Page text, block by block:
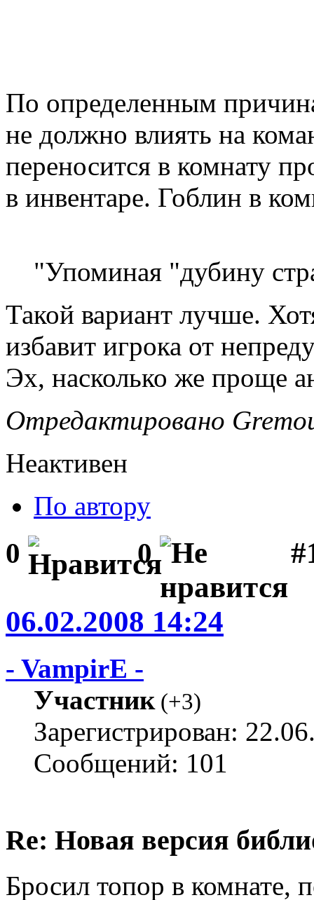
По определенным
не должно влиять на
переносится в комнату
в инвентаре. Гоблин в
"Упоминая "дубину
Такой вариант лучше.
избавит игрока от
Эх, насколько же проще
Отредактировано
Неактивен
По автору
0 0
06.02.2008 14:24
- VampirE -
Участник(+3)
Зарегистрирован:
Сообщений: 101
Re: Новая версия
Бросил топор в комнате,